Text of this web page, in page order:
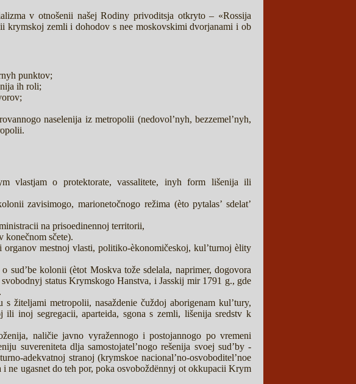
v otnošenii našej Rodiny privoditsja otkryto – «Rossija
krymskoj zemli i dohodov s nee moskovskimi dvorjanami i ob
punktov;
ih roli;
naselenija iz metropolii (nedovol’nyh, bezzemel’nyh,
vlastjam o protektorate, vassalitete, inyh form lišenija ili
zavisimogo, marionetočnogo režima (èto pytalas’ sdelat’
na prisoedinennoj territorii,
konečnom sčete).
mestnoj vlasti, politiko-èkonomičeskoj, kul’turnoj èlity
sud’be kolonii (ètot Moskva tože sdelala, naprimer, dogovora
status Krymskogo Hanstva, i Jasskij mir 1791 g., gde
žiteljami metropolii, nasaždenie čuždoj aborigenam kul’tury,
inoj segregacii, aparteida, sgona s zemli, lišenija sredstv k
naličie javno vyražennogo i postojannogo po vremeni
suvereniteta dlja samostojatel’nogo rešenija svoej sud’by -
adekvatnoj stranoj (krymskoe nacional’no-osvoboditel’noe
ne ugasnet do teh por, poka osvoboždënnyj ot okkupacii Krym